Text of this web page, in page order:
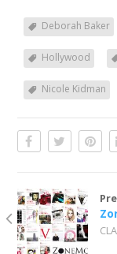
Deborah Baker
Hollywood
Nicole Kidman